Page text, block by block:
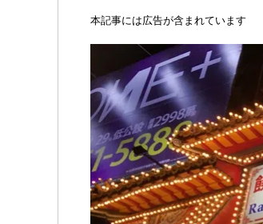
本記事には広告が含まれています